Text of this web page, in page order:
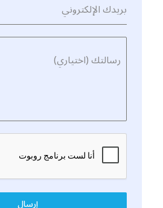
بريدك الإلكتروني
رسالتك (اختياري)
إرسال